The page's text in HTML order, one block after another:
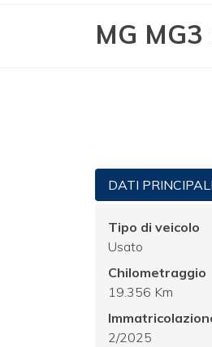
MG
DATI PRINCIPALI
Tipo di veicolo
Usato
Chilometraggio
19.356 Km
2/2025